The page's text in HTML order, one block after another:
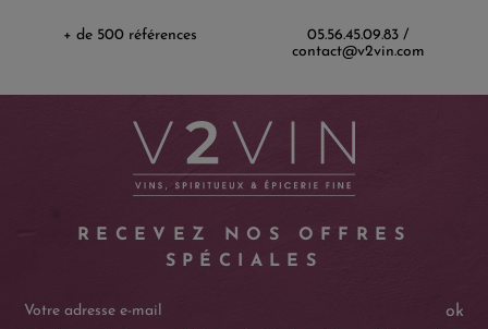
+ de 500 références
05.56.45.09.83 /
contact@v2vin.com
RECEVEZ NOS OFFRES
SPÉCIALES
ok